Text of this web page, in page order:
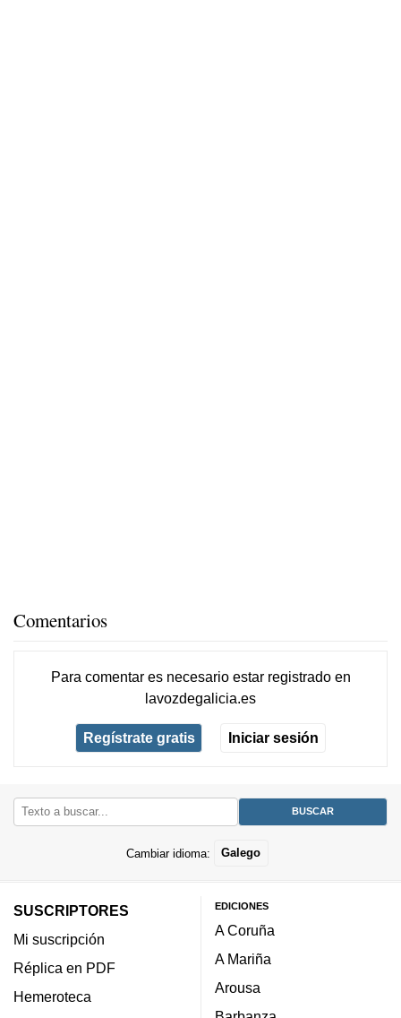
Comentarios
Para comentar es necesario estar registradoen
lavozdegalicia.es
Regístrate gratis Iniciar sesión
Cambiar idioma: Galego
SUSCRIPTORES
Mi suscripción
Réplica en PDF
Hemeroteca
EDICIONES
A Coruña
A Mariña
Arousa